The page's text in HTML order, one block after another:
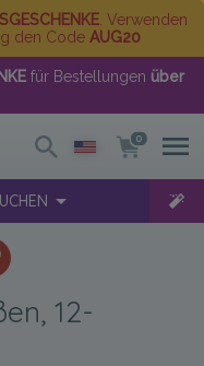
. Verwenden
den Code AUG20
für Bestellungen über
0
12-